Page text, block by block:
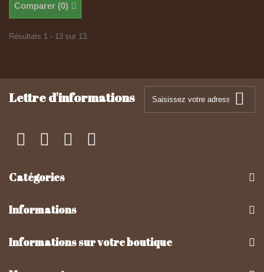
Comparer (0)
Résultats 1 - 13 sur 13.
Lettre d'informations
Catégories
Informations
Informations sur votre boutique